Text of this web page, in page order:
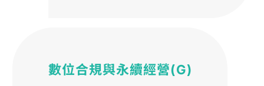
數位合規與永續經營(G)